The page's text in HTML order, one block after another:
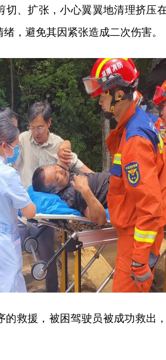
切、扩张，小心翼翼地清理挤压
，避免其因紧张造成二次伤害。
的救援，被困驾驶员被成功救出